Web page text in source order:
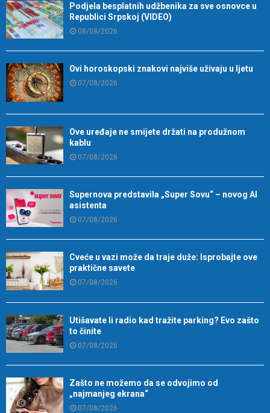
Podjela besplatnih udžbenika za sve osnovce u
Republici Srpskoj (VIDEO)
08/08/2026
Ovi horoskopski znakovi najviše uživaju u ljetu
07/08/2026
Ove uređaje ne smijete držati na produžnom
kablu
07/08/2026
Supernova predstavila „Super Sovu“ – novog AI
asistenta
07/08/2026
Cveće u vazi može da traje duže: Isprobajte ove
praktične savete
07/08/2026
Utišavate li radio kad tražite parking? Evo zašto
to činite
07/08/2026
Zašto ne možemo da se odvojimo od
„najmanjeg ekrana“
07/08/2026